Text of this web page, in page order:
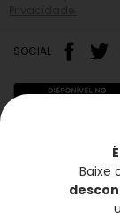
SOCIAL
Frete grátis*Baixe